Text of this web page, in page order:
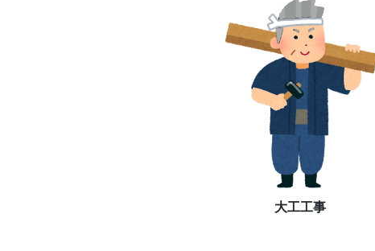
大工工事